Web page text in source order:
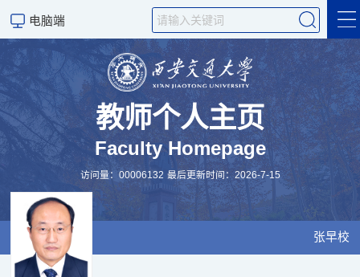
电脑端
个人主页
科学研究
教学工作
课程概括
教师个人主页
Faculty Homepage
访问量：00006132 最后更新时间：2026-7-15
张早校